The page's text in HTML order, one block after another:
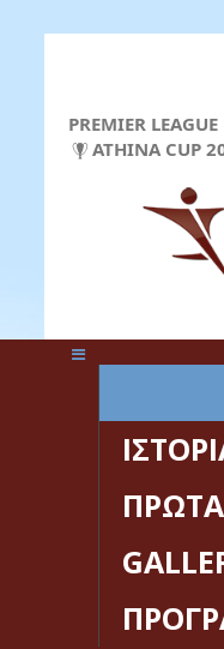
PREMIER LEAGUE
ATHINA CUP